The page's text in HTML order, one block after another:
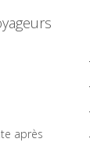
après